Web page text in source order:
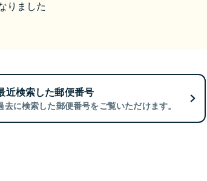
りました
近検索した郵便番号
去に検索した郵便番号をご覧いただけます。